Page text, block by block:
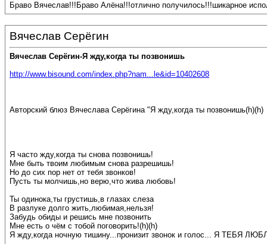
Браво Вячеслав!!!Браво Алёна!!!отлично получилось!!!шикарное
Вячеслав Серёгин
Вячеслав Серёгин-Я жду,когда ты позвонишь
http://www.bisound.com/index.php?nam...le&id=10402608
Авторский блюз Вячеслава Серёгина "Я жду,когда ты позвонишь(h)(h)
Я часто жду,когда ты снова позвонишь!
Мне быть твоим любимым снова разрешишь!
Но до сих пор нет от тебя звонков!
Пусть ты молчишь,но верю,что жива любовь!
Ты одинока,ты грустишь,в глазах слеза
В разлуке долго жить,любимая,нельзя!
Забудь обиды и решись мне позвонить
Мне есть о чём с тобой поговорить!(h)(h)
Я жду,когда ночную тишину...пронизит звонок и голос... Я ТЕБЯ